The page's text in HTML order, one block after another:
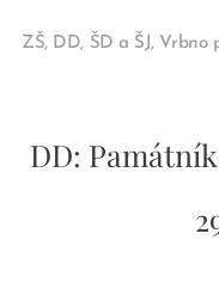
ZŠ, DD, ŠD a ŠJ, Vrbno
DD: